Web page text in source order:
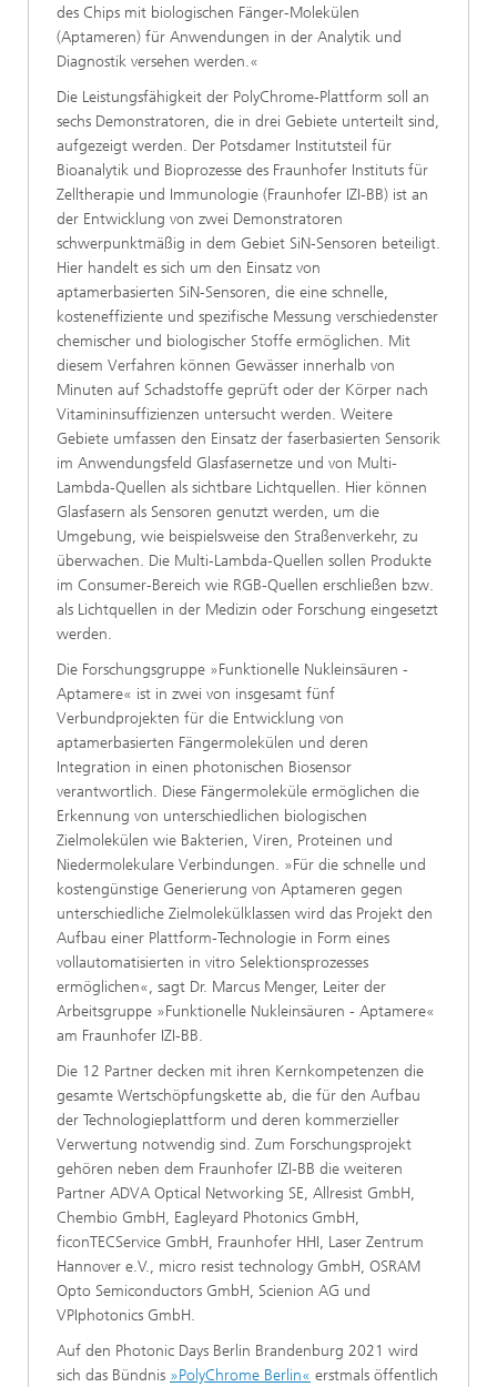
des Chips mit biologischen Fänger-Molekülen
(Aptameren) für Anwendungen in der Analytik und
Diagnostik versehen werden.«
Die Leistungsfähigkeit der PolyChrome-Plattform soll an
sechs Demonstratoren, die in drei Gebiete unterteilt sind,
aufgezeigt werden. Der Potsdamer Institutsteil für
Bioanalytik und Bioprozesse des Fraunhofer Instituts für
Zelltherapie und Immunologie (Fraunhofer IZI-BB) ist an
der Entwicklung von zwei Demonstratoren
schwerpunktmäßig in dem Gebiet SiN-Sensoren beteiligt.
Hier handelt es sich um den Einsatz von
aptamerbasierten SiN-Sensoren, die eine schnelle,
kosteneffiziente und spezifische Messung verschiedenster
chemischer und biologischer Stoffe ermöglichen. Mit
diesem Verfahren können Gewässer innerhalb von
Minuten auf Schadstoffe geprüft oder der Körper nach
Vitamininsuffizienzen untersucht werden. Weitere
Gebiete umfassen den Einsatz der faserbasierten Sensorik
im Anwendungsfeld Glasfasernetze und von Multi-
Lambda-Quellen als sichtbare Lichtquellen. Hier können
Glasfasern als Sensoren genutzt werden, um die
Umgebung, wie beispielsweise den Straßenverkehr, zu
überwachen. Die Multi-Lambda-Quellen sollen Produkte
im Consumer-Bereich wie RGB-Quellen erschließen bzw.
als Lichtquellen in der Medizin oder Forschung eingesetzt
werden.
Die Forschungsgruppe »Funktionelle Nukleinsäuren -
Aptamere« ist in zwei von insgesamt fünf
Verbundprojekten für die Entwicklung von
aptamerbasierten Fängermolekülen und deren
Integration in einen photonischen Biosensor
verantwortlich. Diese Fängermoleküle ermöglichen die
Erkennung von unterschiedlichen biologischen
Zielmolekülen wie Bakterien, Viren, Proteinen und
Niedermolekulare Verbindungen. »Für die schnelle und
kostengünstige Generierung von Aptameren gegen
unterschiedliche Zielmolekülklassen wird das Projekt den
Aufbau einer Plattform-Technologie in Form eines
vollautomatisierten in vitro Selektionsprozesses
ermöglichen«, sagt Dr. Marcus Menger, Leiter der
Arbeitsgruppe »Funktionelle Nukleinsäuren - Aptamere«
am Fraunhofer IZI-BB.
Die 12 Partner decken mit ihren Kernkompetenzen die
gesamte Wertschöpfungskette ab, die für den Aufbau
der Technologieplattform und deren kommerzieller
Verwertung notwendig sind. Zum Forschungsprojekt
gehören neben dem Fraunhofer IZI-BB die weiteren
Partner ADVA Optical Networking SE, Allresist GmbH,
Chembio GmbH, Eagleyard Photonics GmbH,
ficonTECService GmbH, Fraunhofer HHI, Laser Zentrum
Hannover e.V., micro resist technology GmbH, OSRAM
Opto Semiconductors GmbH, Scienion AG und
VPIphotonics GmbH.
Auf den Photonic Days Berlin Brandenburg 2021 wird
sich das Bündnis »PolyChrome Berlin« erstmals öffentlich